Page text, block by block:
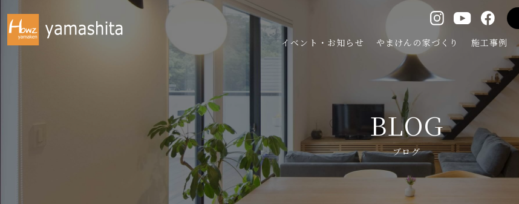
イベント・お知らせ やまけんの家づくり 施工事例
BLOG
ブログ